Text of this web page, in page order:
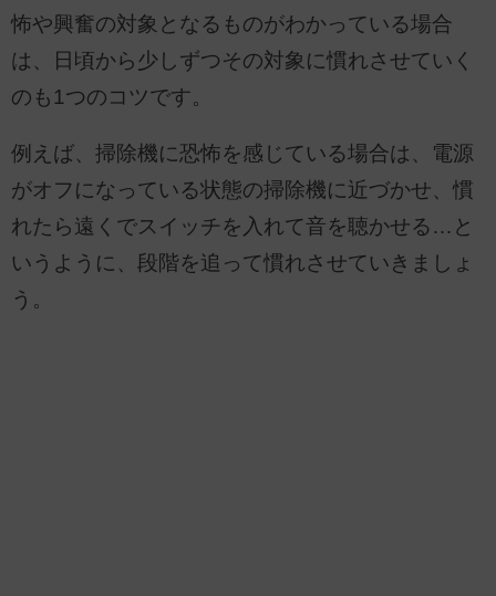
怖や興奮の対象となるものがわかっている場合
は、日頃から少しずつその対象に慣れさせていく
のも1つのコツです。
例えば、掃除機に恐怖を感じている場合は、電源
がオフになっている状態の掃除機に近づかせ、慣
れたら遠くでスイッチを入れて音を聴かせる…と
いうように、段階を追って慣れさせていきましょ
う。